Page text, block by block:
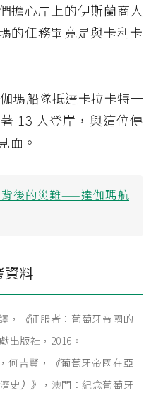
擔心岸上的伊斯蘭商人
的任務畢竟是與卡利卡
瑪船隊抵達卡拉卡特一
13 人登岸，與這位傳
面。
後的災難——達伽瑪航
資料
， 《征服者：葡萄牙帝國的
出版社，2016。
何吉賢，
《葡萄牙帝國在亞
史）》 ，澳門：紀念葡萄牙